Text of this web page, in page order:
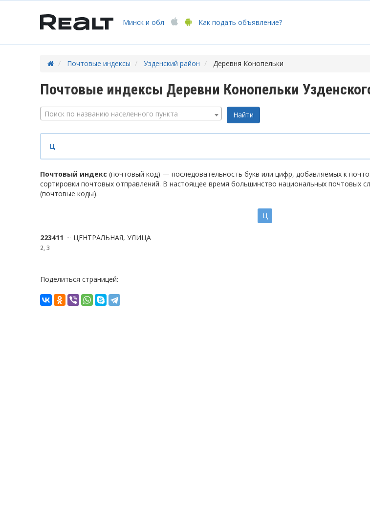
Минск и обл Как подать объявление?
Почтовые индексы Узденский район Деревня Конопельки
Почтовые индексы Деревни Конопельки
Поиск по названию населенного пункта
Ц
Почтовый индекс (почтовый код) — последовательность букв или цифр, добавляемых к
сортировки почтовых отправлений. В настоящее время большинство национальных почтовых
(почтовые коды).
Ц
223411 ЦЕНТРАЛЬНАЯ, УЛИЦА
2, 3
Поделиться страницей: